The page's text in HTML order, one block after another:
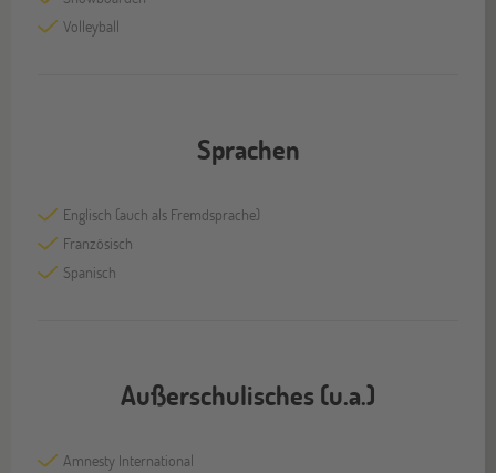
Volleyball
Sprachen
Englisch (auch als Fremdsprache)
Französisch
Spanisch
Außerschulisches (u.a.)
Amnesty International